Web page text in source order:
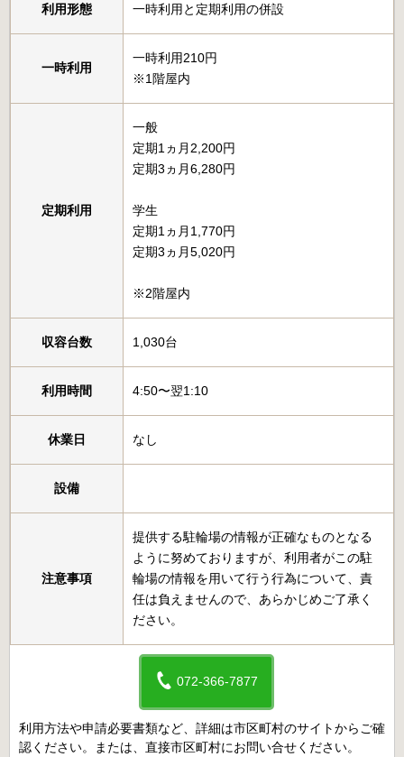
利用形態 一時利用と定期利用の併設
一時利用
一時利用210円
※1階屋内
定期利用
一般
定期1ヵ月2,200円
定期3ヵ月6,280円
学生
定期1ヵ月1,770円
定期3ヵ月5,020円
※2階屋内
収容台数 1,030台
利用時間 4:50〜翌1:10
休業日 なし
設備
注意事項
提供する駐輪場の情報が正確なものとなる
ように努めておりますが、利用者がこの駐
輪場の情報を用いて行う行為について、責
任は負えませんので、あらかじめご了承く
ださい。
072-366-7877
利用方法や申請必要書類など、詳細は市区町村のサイトからご確
認ください。または、直接市区町村にお問い合せください。